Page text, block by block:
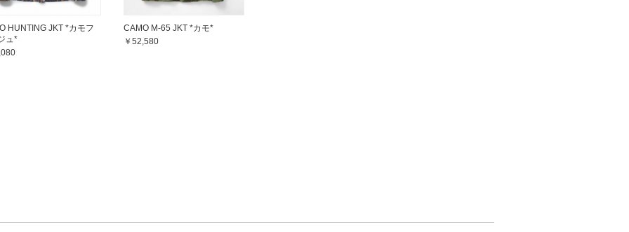
HUNTING JKT *カモフ
ュ*
CAMO M-65 JKT *カモ*
￥52,580